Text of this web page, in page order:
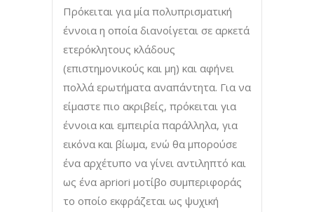
Πρόκειται για μία πολυπρισματική
έννοια η οποία διανοίγεται σε αρκετά
ετερόκλητους κλάδους
(επιστημονικούς και μη) και αφήνει
πολλά ερωτήματα αναπάντητα. Για να
είμαστε πιο ακριβείς, πρόκειται για
έννοια και εμπειρία παράλληλα, για
εικόνα και βίωμα, ενώ θα μπορούσε
ένα αρχέτυπο να γίνει αντιληπτό και
ως ένα apriori μοτίβο συμπεριφοράς
το οποίο εκφράζεται ως ψυχική